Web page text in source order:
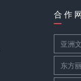
合 作
亚洲
东方